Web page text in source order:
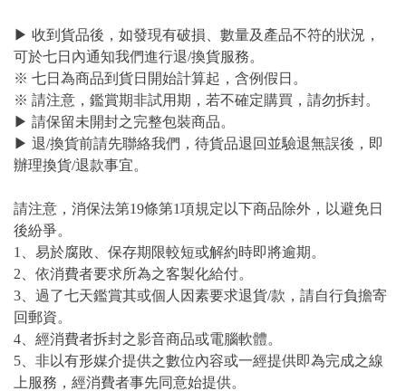
▶ 收到貨品後，如發現有破損、數量及產品不符的狀況，
可於七日內通知我們進行退/換貨服務。
※ 七日為商品到貨日開始計算起，含例假日。
※ 請注意，鑑賞期非試用期，若不確定購買，請勿拆封。
▶ 請保留未開封之完整包裝商品。
▶ 退/換貨前請先聯絡我們，待貨品退回並驗退無誤後，即
辦理換貨/退款事宜。
請注意，消保法第19條第1項規定以下商品除外，以避免日
後紛爭。
1、易於腐敗、保存期限較短或解約時即將逾期。
2、依消費者要求所為之客製化給付。
3、過了七天鑑賞其或個人因素要求退貨/款，請自行負擔寄
回郵資。
4、經消費者拆封之影音商品或電腦軟體。
5、非以有形媒介提供之數位內容或一經提供即為完成之線
上服務，經消費者事先同意始提供。